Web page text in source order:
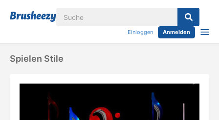
Einloggen Anmelden
Spielen Stile